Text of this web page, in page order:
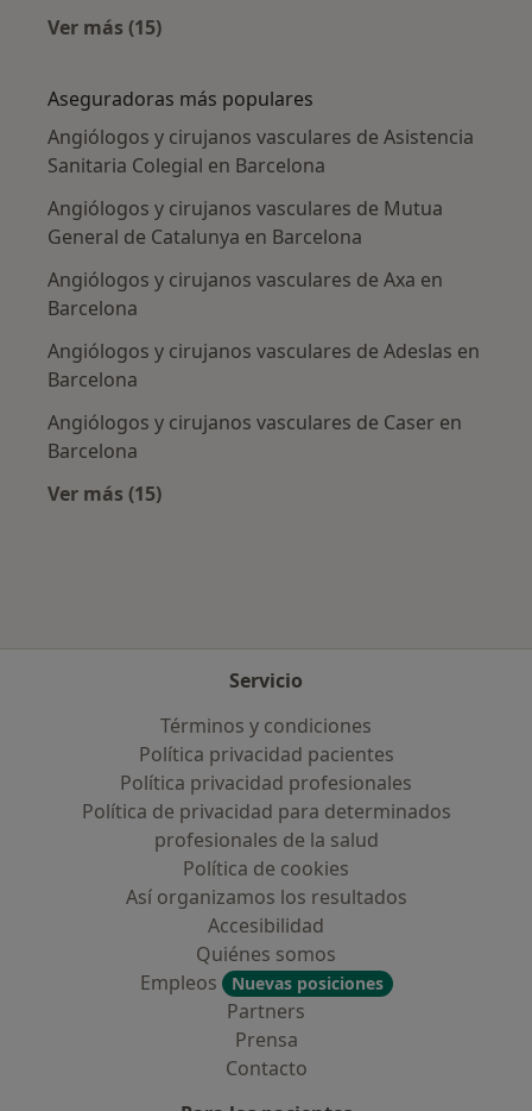
Ver más (15)
Aseguradoras más populares
Angiólogos y cirujanos vasculares de Asistencia
Sanitaria Colegial en Barcelona
Angiólogos y cirujanos vasculares de Mutua
General de Catalunya en Barcelona
Angiólogos y cirujanos vasculares de Axa en
Barcelona
Angiólogos y cirujanos vasculares de Adeslas en
Barcelona
Angiólogos y cirujanos vasculares de Caser en
Barcelona
Ver más (15)
Servicio
Términos y condiciones
Política privacidad pacientes
Política privacidad profesionales
Política de privacidad para determinados
profesionales de la salud
Política de cookies
Así organizamos los resultados
Accesibilidad
Quiénes somos
Empleos
Nuevas posiciones
Partners
Prensa
Contacto